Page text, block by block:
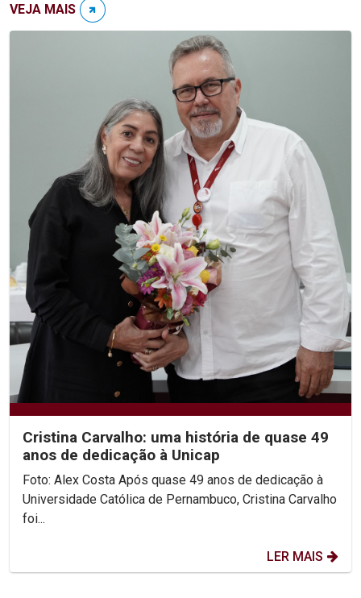
VEJA MAIS
Cristina Carvalho: uma história de quase 49
anos de dedicação à Unicap
Foto: Alex Costa Após quase 49 anos de dedicação à
Universidade Católica de Pernambuco, Cristina Carvalho
foi...
LER MAIS